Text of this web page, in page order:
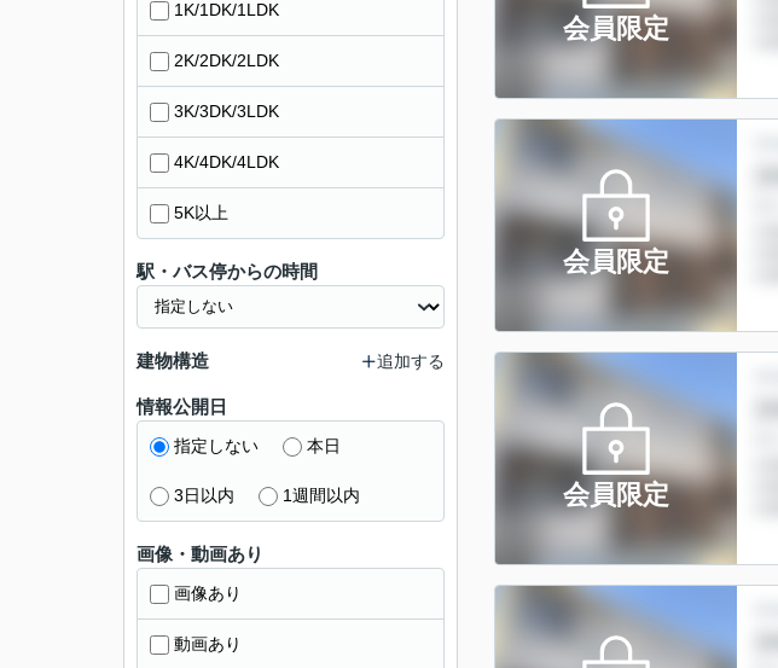
会員限定
会員限定
会員限定
1K/1DK/1LDK
2K/2DK/2LDK
3K/3DK/3LDK
4K/4DK/4LDK
5K以上
駅・バス停からの時間
建物構造 追加する
情報公開日
指定しない 本日
3日以内 1週間以内
画像・動画あり
画像あり
動画あり